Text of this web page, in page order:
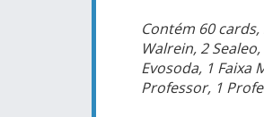
Contém 60
Walrein, 2
Evosoda, 1 Faixa
Professor, 1